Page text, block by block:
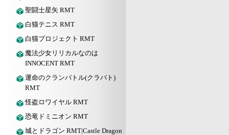
聖闘士星矢 RMT
白猫テニス RMT
白猫プロジェクト RMT
魔法少女リリカルなのは
INNOCENT RMT
運命のクランバトル(クラバト)
RMT
怪盗ロワイヤル RMT
恐竜ドミニオン RMT
城とドラゴン RMT|Castle Dragon